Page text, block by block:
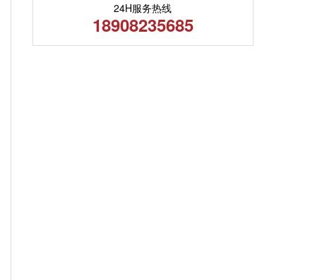
24H服务热线
18908235685